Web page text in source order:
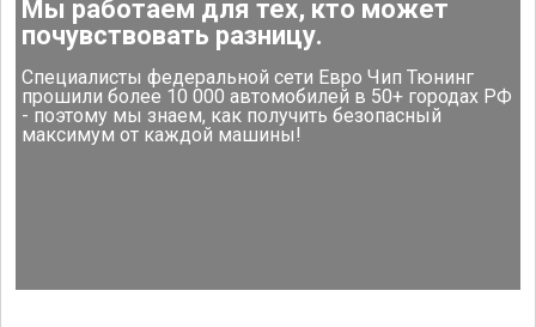
Мы работаем для тех, кто может
почувствовать разницу.
Специалисты федеральной сети Евро Чип Тюнинг
прошили более 10 000 автомобилей в 50+ городах РФ
- поэтому мы знаем, как получить безопасный
максимум от каждой машины!